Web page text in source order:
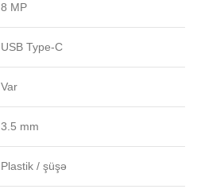
8 MP
USB Type-C
Var
3.5 mm
Plastik / şüşə